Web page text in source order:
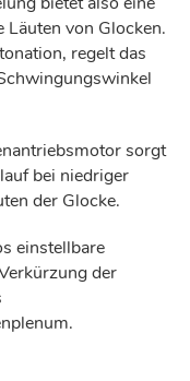
Läuten von Glocken.
regelt das
sorgt
bei niedriger
der Glocke.
einstellbare
der